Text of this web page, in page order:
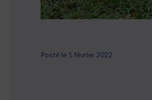
Posté le 1 février 2022